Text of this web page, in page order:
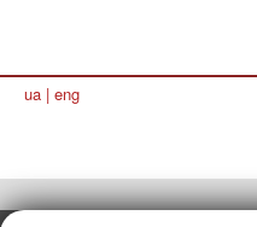
ua | eng